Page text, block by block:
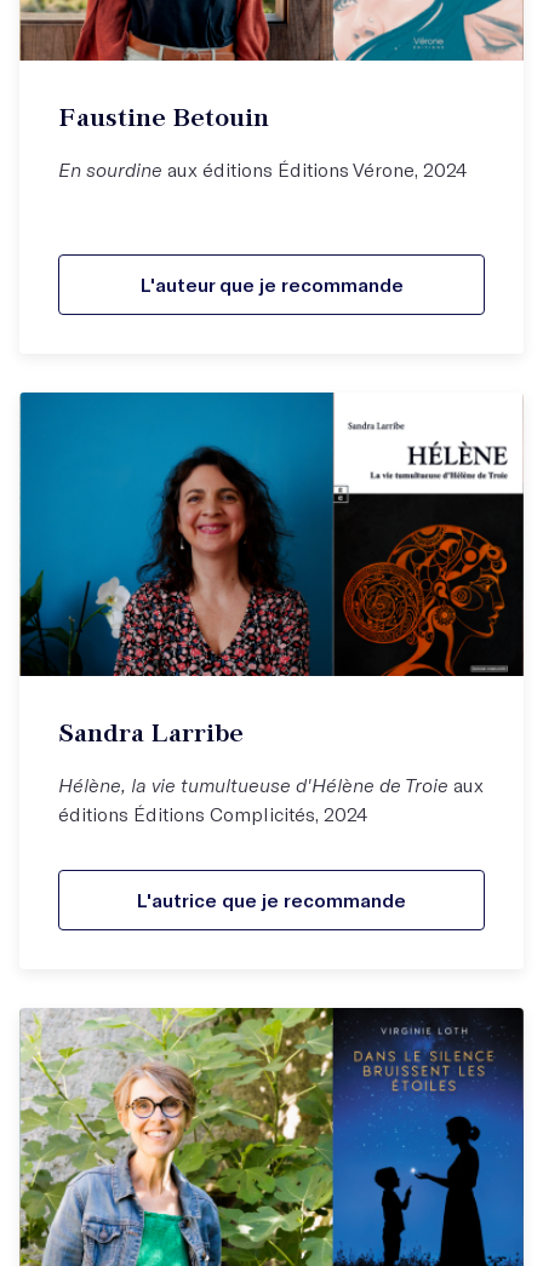
Faustine Betouin
En sourdine aux éditions Éditions Vérone, 2024
L'auteur que je recommande
Sandra Larribe
Hélène, la vie tumultueuse d'Hélène de Troie aux
éditions Éditions Complicités, 2024
L'autrice que je recommande